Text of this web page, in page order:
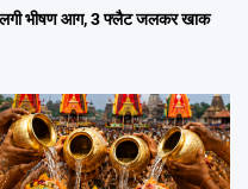
लगी भीषण आग, 3 फ्लैट जलकर खाक